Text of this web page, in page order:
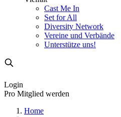
Cast Me In
Set for All
Diversity Network
Vereine und Verbände
Unterstütze uns!
Login
Pro Mitglied werden
Home